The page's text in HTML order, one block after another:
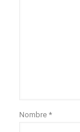
Nombre *